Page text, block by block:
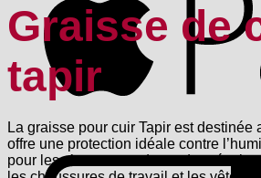
Graisse de
tapir
La graisse pour cuir Tapir est destinée
offre une protection idéale contre
pour les chaussures de randonnée, les